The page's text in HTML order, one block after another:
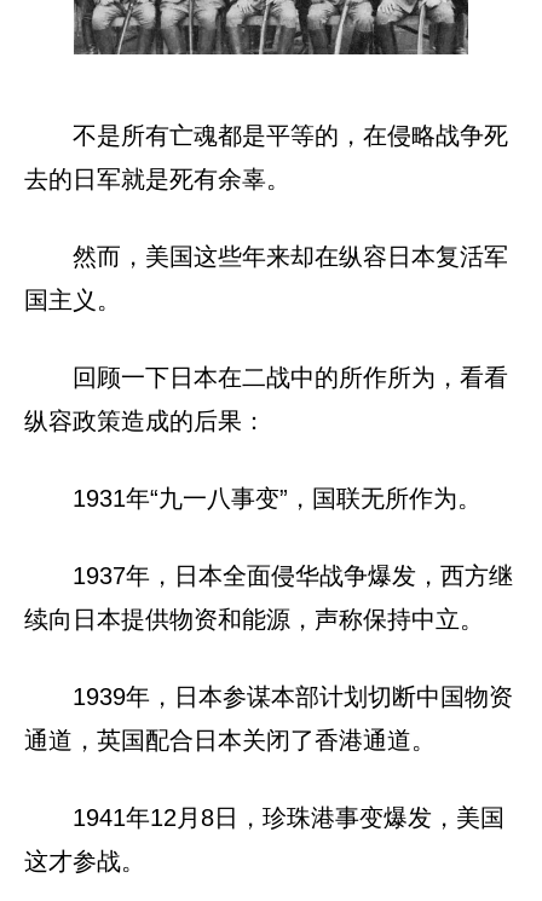
不是所有亡魂都是平等的，在侵略战争死
去的日军就是死有余辜。
然而，美国这些年来却在纵容日本复活军
国主义。
回顾一下日本在二战中的所作所为，看看
纵容政策造成的后果：
1931年“九一八事变”，国联无所作为。
1937年，日本全面侵华战争爆发，西方继
续向日本提供物资和能源，声称保持中立。
1939年，日本参谋本部计划切断中国物资
通道，英国配合日本关闭了香港通道。
1941年12月8日，珍珠港事变爆发，美国
这才参战。